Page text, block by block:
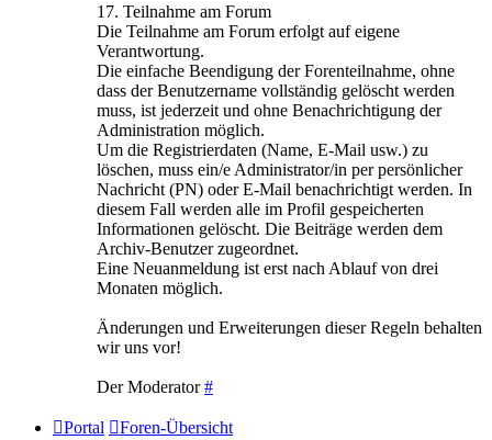
17. Teilnahme am Forum
Die Teilnahme am Forum erfolgt auf eigene
Verantwortung.
Die einfache Beendigung der Forenteilnahme, ohne
dass der Benutzername vollständig gelöscht werden
muss, ist jederzeit und ohne Benachrichtigung der
Administration möglich.
Um die Registrierdaten (Name, E-Mail usw.) zu
löschen, muss ein/e Administrator/in per persönlicher
Nachricht (PN) oder E-Mail benachrichtigt werden. In
diesem Fall werden alle im Profil gespeicherten
Informationen gelöscht. Die Beiträge werden dem
Archiv-Benutzer zugeordnet.
Eine Neuanmeldung ist erst nach Ablauf von drei
Monaten möglich.
Änderungen und Erweiterungen dieser Regeln behalten
wir uns vor!
Der Moderator#
Portal
Foren-Übersicht